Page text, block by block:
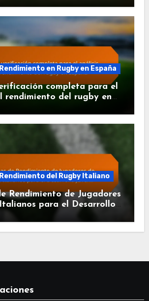
en Rugby en España
completa para el
rendimiento del rugby en
del Rugby Italiano
Rendimiento de Jugadores
para el Desarrollo